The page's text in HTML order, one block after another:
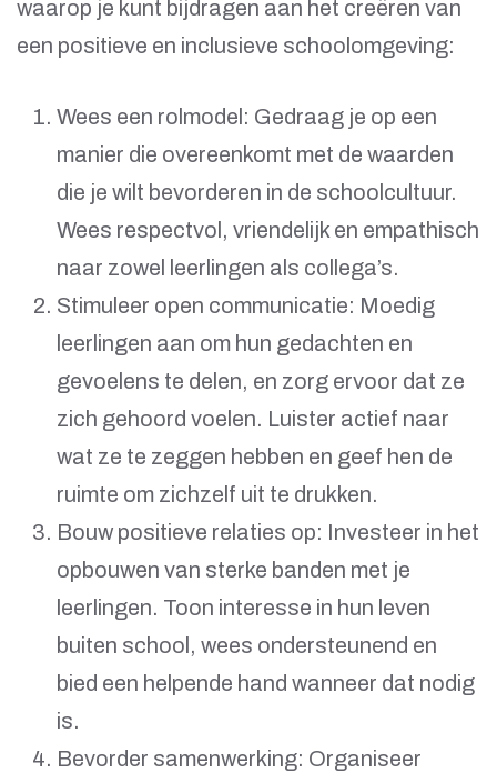
waarop je kunt bijdragen aan het creëren van
een positieve en inclusieve schoolomgeving:
Wees een rolmodel: Gedraag je op een
manier die overeenkomt met de waarden
die je wilt bevorderen in de schoolcultuur.
Wees respectvol, vriendelijk en empathisch
naar zowel leerlingen als collega’s.
Stimuleer open communicatie: Moedig
leerlingen aan om hun gedachten en
gevoelens te delen, en zorg ervoor dat ze
zich gehoord voelen. Luister actief naar
wat ze te zeggen hebben en geef hen de
ruimte om zichzelf uit te drukken.
Bouw positieve relaties op: Investeer in het
opbouwen van sterke banden met je
leerlingen. Toon interesse in hun leven
buiten school, wees ondersteunend en
bied een helpende hand wanneer dat nodig
is.
Bevorder samenwerking: Organiseer